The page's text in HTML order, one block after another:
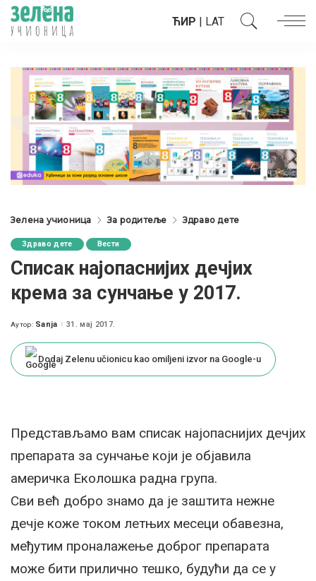
ЋИР | LAT
Зелена учионица За родитеље Здраво дете
Здраво дете Вести
Списак најопаснијих дечјих
крема за сунчање у 2017.
Posted
Аутор: Sanja 31. мај 2017.
Dodaj Zelenu učionicu kao omiljeni izvor na Google-u
Представљамо вам списак најопаснијих дечјих
препарата за сунчање који је објавила
америчка Еколошка радна група.
Сви већ добро знамо да је заштита нежне
дечје коже током летњих месеци обавезна,
међутим проналажење доброг препарата
може бити прилично тешко, будући да се у